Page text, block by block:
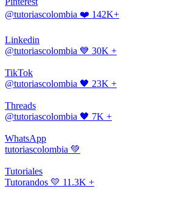
@tutoriascolombia ❤️ 142K+
Linkedin
@tutoriascolombia 💙 30K +
TikTok
@tutoriascolombia 🖤 23K +
Threads
@tutoriascolombia 🖤 7K +
WhatsApp
tutoriascolombia 💚
Tutoriales
Tutorandos 💛 11.3K +